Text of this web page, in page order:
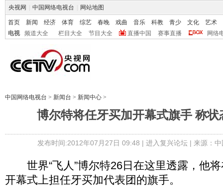
央视网 中国网络电视台 网站地图
首页 新闻 经济 体育 综艺 春晚 戏曲 音乐 科教 青少 文化
艺术
电视
频道大全 栏目大全 节目大全 直播中国 赛事直播 网络
中国网络电视台 > 新闻台 > 新闻中心 >
博尔特将任牙买加开幕式旗手 称状
发布时间:2012年07月27日 09:48 | 进入复兴论坛| 来源：
世界“飞人”博尔特26日在这里透露，他将
开幕式上担任牙买加代表团的旗手。